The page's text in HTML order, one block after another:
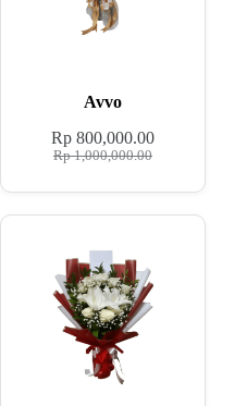
Avvo
Rp1,000,000.00
Rp 800,000.00